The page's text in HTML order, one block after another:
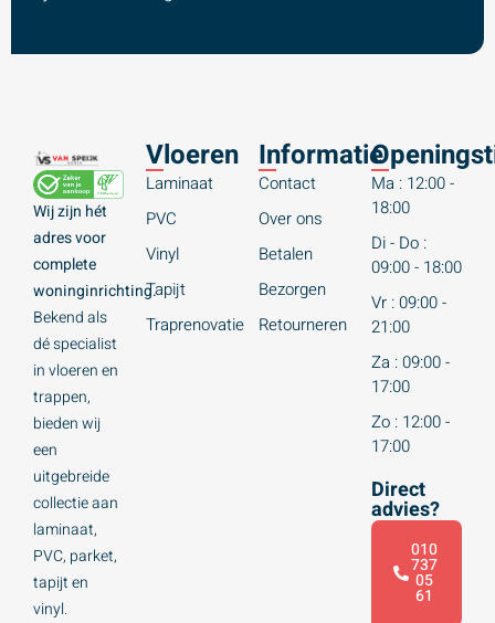
Wij zijn hét
adres voor
complete
woninginrichting.
Bekend als
dé specialist
in vloeren en
trappen,
bieden wij
een
uitgebreide
collectie aan
laminaat,
PVC, parket,
tapijt en
vinyl.
Vloeren
Laminaat
PVC
Vinyl
Tapijt
Traprenovatie
Informatie
Contact
Over ons
Betalen
Bezorgen
Retourneren
Ma : 12:00 -
18:00
Di - Do :
09:00 - 18:00
Vr : 09:00 -
21:00
Za : 09:00 -
17:00
Zo : 12:00 -
17:00
Direct
advies?
010
737
05
61